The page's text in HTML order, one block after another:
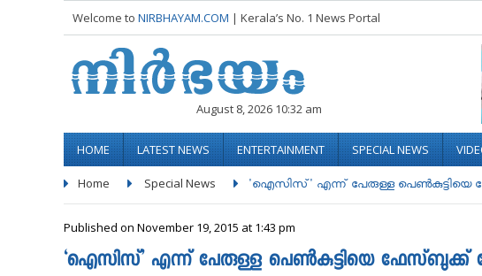
Welcome to NIRBHAYAM.COM | Kerala’s No. 1 News Portal
August 8, 2026 10:32 am
HOME LATEST NEWS ENTERTAINMENT SPECIAL NEWS
Home Special News 'ഐസിസ്' എന്ന് പേരുള്ള പെണ്‍കുട്ടിയെ
Published on November 19, 2015 at 1:43 pm
‘ഐസിസ്’ എന്ന് പേരുള്ള പെണ്‍കുട്ടിയെ ഫേസ്ബുക്ക്